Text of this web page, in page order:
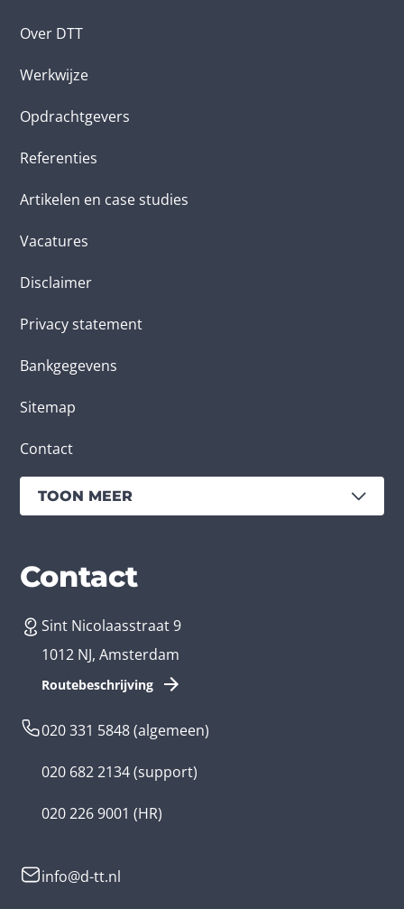
Over DTT
Werkwijze
Opdrachtgevers
Referenties
Artikelen en case studies
Vacatures
Disclaimer
Privacy statement
Bankgegevens
Sitemap
Contact
TOON MEER
Diensten
App laten maken
Hybride app
Branches
Bedrijfsapp
Community app
Contact
Sint Nicolaasstraat 9
1012 NJ, Amsterdam
Routebeschrijving
020 331 5848(algemeen)
020 682 2134(support)
020 226 9001 (HR)
info@d-tt.nl